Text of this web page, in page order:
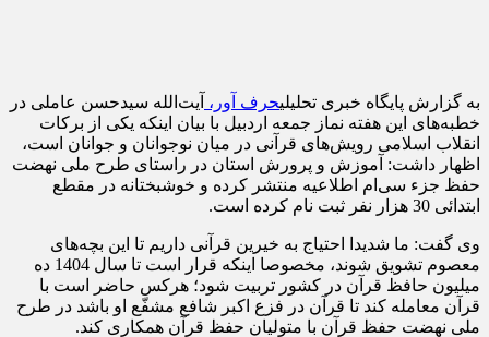
به گزارش پایگاه خبری تحلیلیحرف آور، آیت‌الله سیدحسن عاملی در
خطبه‌های این هفته نماز جمعه اردبیل با بیان اینکه یکی از برکات
انقلاب اسلامی رویش‌های قرآنی در میان نوجوانان و جوانان است،
اظهار داشت: آموزش و پرورش استان در راستای طرح ملی نهضت
حفظ جزء سی‌ام اطلاعیه منتشر کرده و خوشبختانه در مقطع
ابتدائی 30 هزار نفر ثبت نام کرده است.
وی گفت: ما شدیدا احتیاج به خیرین قرآنی داریم تا این بچه‌های
معصوم تشویق شوند، مخصوصا اینکه قرار است تا سال 1404 ده
میلیون حافظ قرآن در کشور تربیت شود؛ هرکس حاضر است با
قرآن معامله کند تا قرآن در فزع اکبر شافع مشفّع او باشد در طرح
ملی نهضت حفظ قرآن با متولیان حفظ قرآن همکاری کند.